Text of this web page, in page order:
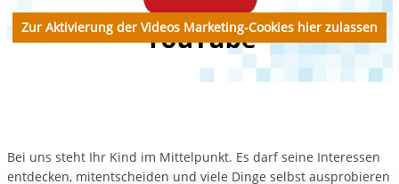
Zur Aktivierung der Videos Marketing-Cookies hier zulassen
Bei uns steht Ihr Kind im Mittelpunkt. Es darf seine Interessen
entdecken, mitentscheiden und viele Dinge selbst ausprobieren